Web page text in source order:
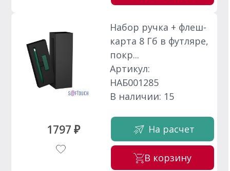
1797 ₽
Набор ручка + флеш-
карта 8 Гб в футляре,
покр...
Артикул:
НАБ001285
В наличии: 15
На расчет
В корзину